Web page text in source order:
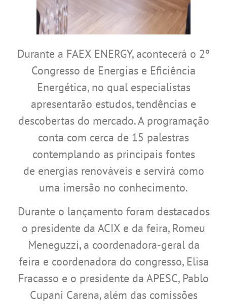
Durante a FAEX ENERGY, acontecerá o 2º
Congresso de Energias e Eficiência
Energética, no qual especialistas
apresentarão estudos, tendências e
descobertas do mercado. A programação
conta com cerca de 15 palestras
contemplando as principais fontes
de energias renováveis e servirá como
uma imersão no conhecimento.
Durante o lançamento foram destacados
o presidente da ACIX e da feira, Romeu
Meneguzzi, a coordenadora-geral da
feira e coordenadora do congresso, Elisa
Fracasso e o presidente da APESC, Pablo
Cupani Carena, além das comissões